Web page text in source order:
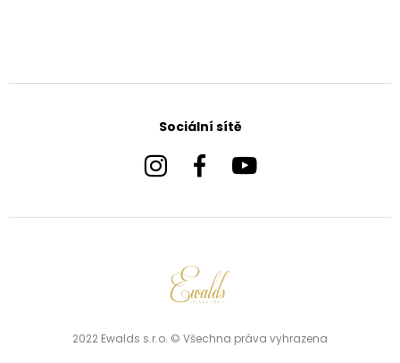
Sociální sítě
2022 Ewalds s.r.o. © Všechna práva vyhrazena